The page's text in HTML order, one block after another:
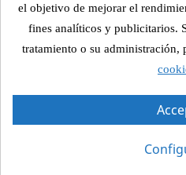
Pagament segur
100% qualitat
el objetivo de mejorar el
fines analíticos y publicitarios.
tratamiento o su administración,